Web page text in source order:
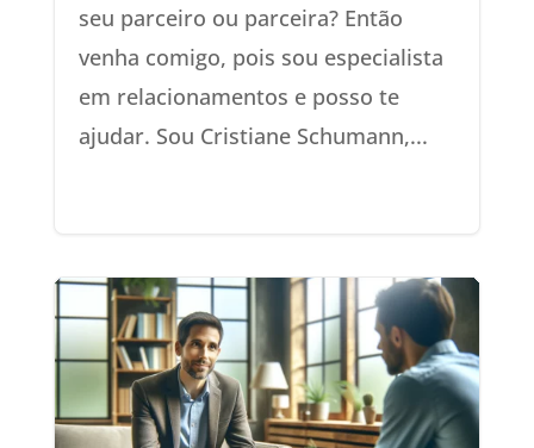
seu parceiro ou parceira? Então
venha comigo, pois sou especialista
em relacionamentos e posso te
ajudar. Sou Cristiane Schumann,...